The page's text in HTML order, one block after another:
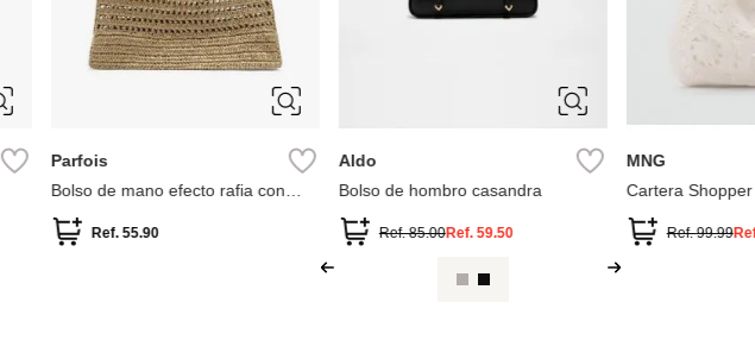
Parfois
Bolso de mano efecto rafia con
Ref. 55.90
Aldo
Bolso de hombro casandra
Ref.85.00Ref. 59.50
MNG
Cartera
Ref.99.99